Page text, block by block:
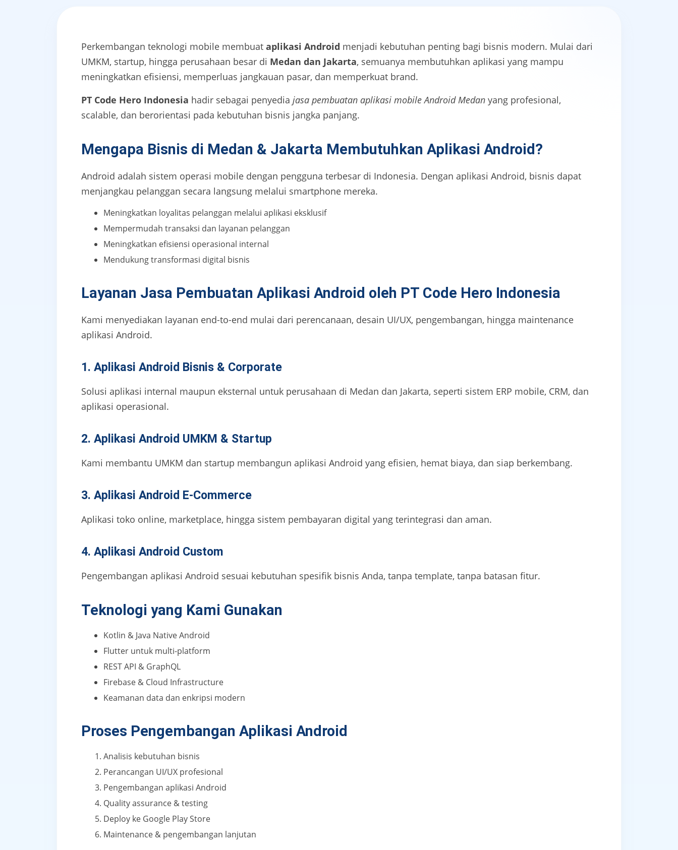
Perkembangan teknologi mobile membuat aplikasi Android menjadi kebutuhan penting bagi bisnis modern. Mulai dari
UMKM, startup, hingga perusahaan besar di Medan dan Jakarta, semuanya membutuhkan aplikasi yang mampu
meningkatkan efisiensi, memperluas jangkauan pasar, dan memperkuat brand.
PT Code Hero Indonesia hadir sebagai penyedia jasa pembuatan aplikasi mobile Android Medan yang profesional,
scalable, dan berorientasi pada kebutuhan bisnis jangka panjang.
Mengapa Bisnis di Medan & Jakarta Membutuhkan Aplikasi Android?
Android adalah sistem operasi mobile dengan pengguna terbesar di Indonesia. Dengan aplikasi Android, bisnis dapat
menjangkau pelanggan secara langsung melalui smartphone mereka.
Meningkatkan loyalitas pelanggan melalui aplikasi eksklusif
Mempermudah transaksi dan layanan pelanggan
Meningkatkan efisiensi operasional internal
Mendukung transformasi digital bisnis
Layanan Jasa Pembuatan Aplikasi Android oleh PT Code Hero Indonesia
Kami menyediakan layanan end-to-end mulai dari perencanaan, desain UI/UX, pengembangan, hingga maintenance
aplikasi Android.
1. Aplikasi Android Bisnis & Corporate
Solusi aplikasi internal maupun eksternal untuk perusahaan di Medan dan Jakarta, seperti sistem ERP mobile, CRM, dan
aplikasi operasional.
2. Aplikasi Android UMKM & Startup
Kami membantu UMKM dan startup membangun aplikasi Android yang efisien, hemat biaya, dan siap berkembang.
3. Aplikasi Android E-Commerce
Aplikasi toko online, marketplace, hingga sistem pembayaran digital yang terintegrasi dan aman.
4. Aplikasi Android Custom
Pengembangan aplikasi Android sesuai kebutuhan spesifik bisnis Anda, tanpa template, tanpa batasan fitur.
Teknologi yang Kami Gunakan
Kotlin & Java Native Android
Flutter untuk multi-platform
REST API & GraphQL
Firebase & Cloud Infrastructure
Keamanan data dan enkripsi modern
Proses Pengembangan Aplikasi Android
Analisis kebutuhan bisnis
Perancangan UI/UX profesional
Pengembangan aplikasi Android
Quality assurance & testing
Deploy ke Google Play Store
Maintenance & pengembangan lanjutan